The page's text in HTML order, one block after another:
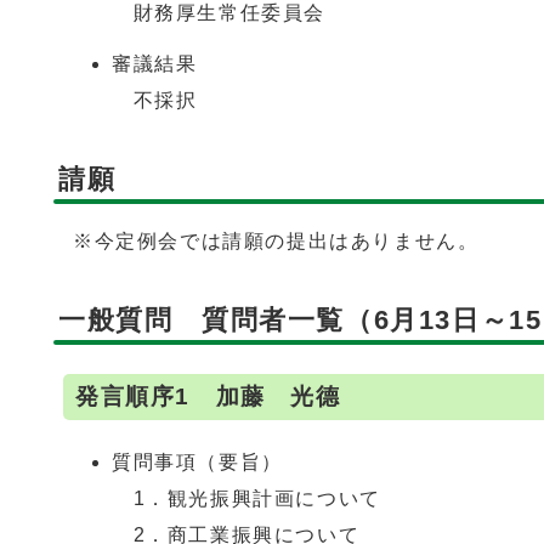
財務厚生常任委員会
審議結果
不採択
請願
※今定例会では請願の提出はありません。
一般質問 質問者一覧（6月13日～15
発言順序1 加藤 光德
質問事項（要旨）
1．観光振興計画について
2．商工業振興について